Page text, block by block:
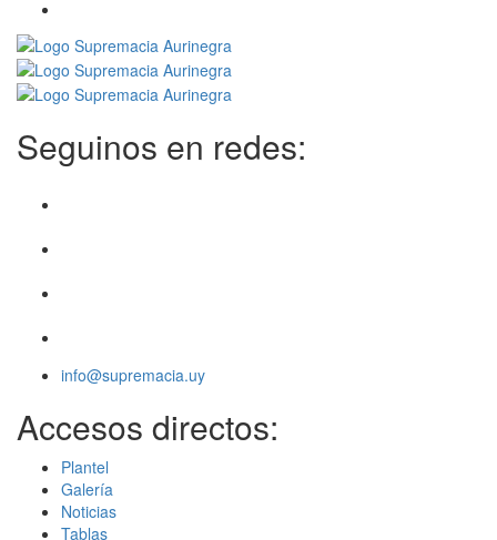
Seguinos en redes:
info@supremacia.uy
Accesos directos:
Plantel
Galería
Noticias
Tablas